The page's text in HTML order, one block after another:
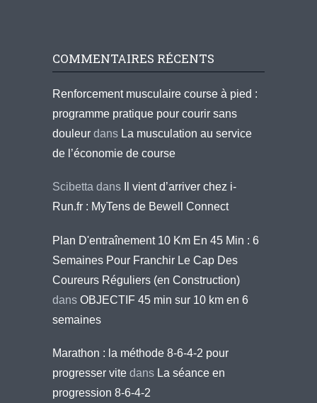
COMMENTAIRES RÉCENTS
Renforcement musculaire course à pied :
programme pratique pour courir sans
douleur dans La musculation au service
de l’économie de course
Scibetta dans
Il vient d’arriver chez i-
Run.fr : MyTens de Bewell Connect
Plan D'entraînement 10 Km En 45 Min : 6
Semaines Pour Franchir Le Cap Des
Coureurs Réguliers (en Construction)
dans OBJECTIF 45 min sur 10 km en 6
semaines
Marathon : la méthode 8-6-4-2 pour
progresser vite dans La séance en
progression 8-6-4-2